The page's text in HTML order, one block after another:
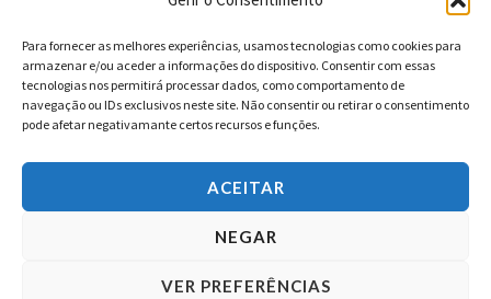
Para fornecer as melhores experiências, usamos tecnologias como cookies para
armazenar e/ou aceder a informações do dispositivo. Consentir com essas
tecnologias nos permitirá processar dados, como comportamento de
navegação ou IDs exclusivos neste site. Não consentir ou retirar o consentimento
pode afetar negativamante certos recursos e funções.
ACEITAR
NEGAR
VER PREFERÊNCIAS
Facebook YouTube Instagram
Whatsapp
Condições Gerais de Venda
Copyright © 2026 Edições Colibri